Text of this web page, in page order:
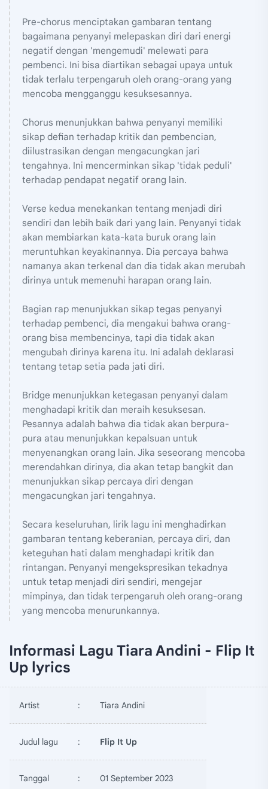
Pre-chorus menciptakan gambaran tentang
bagaimana penyanyi melepaskan diri dari energi
negatif dengan 'mengemudi' melewati para
pembenci. Ini bisa diartikan sebagai upaya untuk
tidak terlalu terpengaruh oleh orang-orang yang
mencoba mengganggu kesuksesannya.
Chorus menunjukkan bahwa penyanyi memiliki
sikap defian terhadap kritik dan pembencian,
diilustrasikan dengan mengacungkan jari
tengahnya. Ini mencerminkan sikap 'tidak peduli'
terhadap pendapat negatif orang lain.
Verse kedua menekankan tentang menjadi diri
sendiri dan lebih baik dari yang lain. Penyanyi tidak
akan membiarkan kata-kata buruk orang lain
meruntuhkan keyakinannya. Dia percaya bahwa
namanya akan terkenal dan dia tidak akan merubah
dirinya untuk memenuhi harapan orang lain.
Bagian rap menunjukkan sikap tegas penyanyi
terhadap pembenci, dia mengakui bahwa orang-
orang bisa membencinya, tapi dia tidak akan
mengubah dirinya karena itu. Ini adalah deklarasi
tentang tetap setia pada jati diri.
Bridge menunjukkan ketegasan penyanyi dalam
menghadapi kritik dan meraih kesuksesan.
Pesannya adalah bahwa dia tidak akan berpura-
pura atau menunjukkan kepalsuan untuk
menyenangkan orang lain. Jika seseorang mencoba
merendahkan dirinya, dia akan tetap bangkit dan
menunjukkan sikap percaya diri dengan
mengacungkan jari tengahnya.
Secara keseluruhan, lirik lagu ini menghadirkan
gambaran tentang keberanian, percaya diri, dan
keteguhan hati dalam menghadapi kritik dan
rintangan. Penyanyi mengekspresikan tekadnya
untuk tetap menjadi diri sendiri, mengejar
mimpinya, dan tidak terpengaruh oleh orang-orang
yang mencoba menurunkannya.
Informasi Lagu Tiara Andini - Flip It
Up lyrics
Artist : Tiara Andini
Judul lagu : Flip It Up
Tanggal
: 01 September 2023